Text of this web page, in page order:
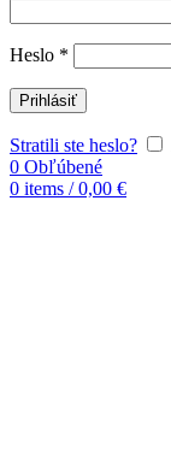
Heslo *
Prihlásiť
Stratili ste heslo?
0 Obľúbené
0 items / 0,00 €